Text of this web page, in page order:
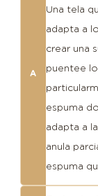
A
Una tela
adapta a
crear una
puentee
espuma
adapta a
anula
espuma